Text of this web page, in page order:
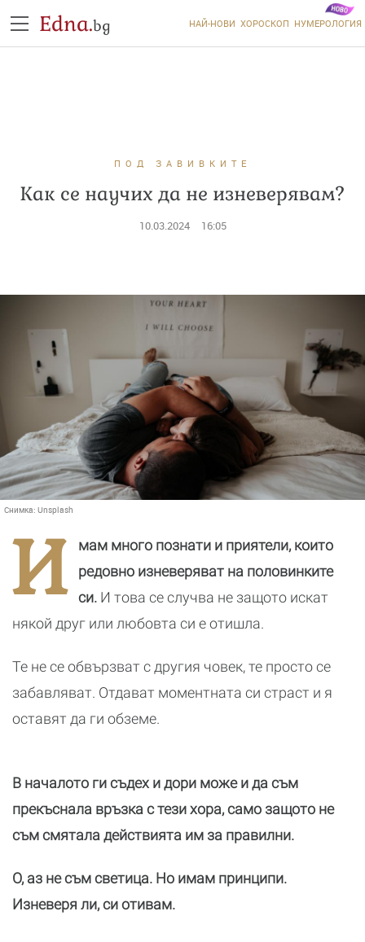
Edna.bg НАЙ-НОВИ ХОРОСКОП НУМЕРОЛОГИЯ
ПОД ЗАВИВКИТЕ
Как се научих да не изневерявам?
10.03.2024 16:05
Снимка: Unsplash
И
мам много познати и приятели, които
редовно изневеряват на половинките
си. И това се случва не защото искат
някой друг или любовта си е отишла.
Те не се обвързват с другия човек, те просто се
забавляват. Отдават моментната си страст и я
оставят да ги обземе.
В началото ги съдех и дори може и да съм
прекъснала връзка с тези хора, само защото не
съм смятала действията им за правилни.
О, аз не съм светица. Но имам принципи.
Изневеря ли, си отивам.